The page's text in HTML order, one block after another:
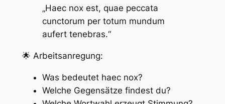
„Haec nox est, quae peccata
cunctorum per totum mundum
aufert tenebras.“
🌟 Arbeitsanregung:
Was bedeutet haec nox?
Welche Gegensätze findest du?